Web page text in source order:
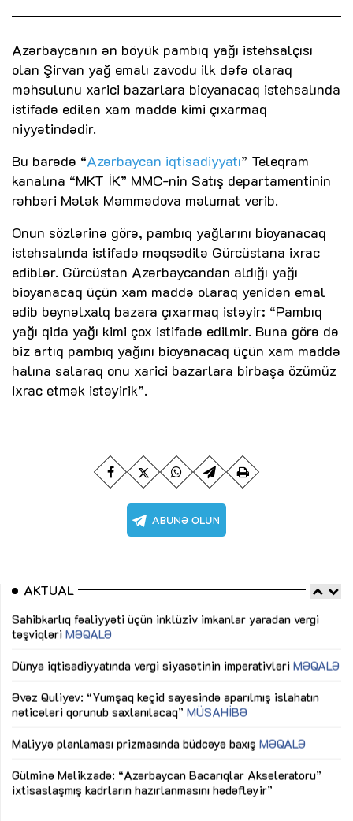
Azərbaycanın ən böyük pambıq yağı istehsalçısı
olan Şirvan yağ emalı zavodu ilk dəfə olaraq
məhsulunu xarici bazarlara bioyanacaq istehsalında
istifadə edilən xam maddə kimi çıxarmaq
niyyətindədir.
Bu barədə “Azərbaycan iqtisadiyyatı” Teleqram
kanalına “MKT İK” MMC-nin Satış departamentinin
rəhbəri Mələk Məmmədova məlumat verib.
Onun sözlərinə görə, pambıq yağlarını bioyanacaq
istehsalında istifadə məqsədilə Gürcüstana ixrac
ediblər. Gürcüstan Azərbaycandan aldığı yağı
bioyanacaq üçün xam maddə olaraq yenidən emal
edib beynəlxalq bazara çıxarmaq istəyir: “Pambıq
yağı qida yağı kimi çox istifadə edilmir. Buna görə də
biz artıq pambıq yağını bioyanacaq üçün xam maddə
halına salaraq onu xarici bazarlara birbaşa özümüz
ixrac etmək istəyirik”.
AKTUAL
Sahibkarlıq fəaliyyəti üçün inklüziv imkanlar yaradan vergi
təşviqləri MƏQALƏ
Dünya iqtisadiyyatında vergi siyasətinin imperativləri MƏQALƏ
Əvəz Quliyev: “Yumşaq keçid sayəsində aparılmış islahatın
nəticələri qorunub saxlanılacaq” MÜSAHİBƏ
Maliyyə planlaması prizmasında büdcəyə baxış MƏQALƏ
Gülminə Məlikzadə: “Azərbaycan Bacarıqlar Akseleratoru”
ixtisaslaşmış kadrların hazırlanmasını hədəfləyir”